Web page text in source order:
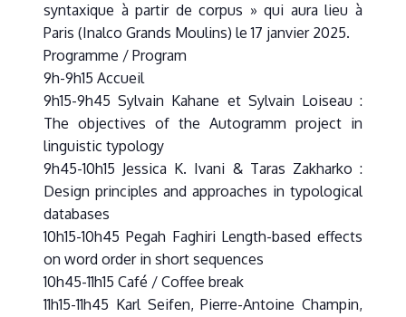
syntaxique à partir de corpus » qui aura lieu à
Paris (Inalco Grands Moulins) le 17 janvier 2025.
Programme / Program
9h-9h15 Accueil
9h15-9h45 Sylvain Kahane et Sylvain Loiseau :
The objectives of the Autogramm project in
linguistic typology
9h45-10h15 Jessica K. Ivani & Taras Zakharko :
Design principles and approaches in typological
databases
10h15-10h45 Pegah Faghiri Length-based effects
on word order in short sequences
10h45-11h15 Café / Coffee break
11h15-11h45 Karl Seifen, Pierre-Antoine Champin,